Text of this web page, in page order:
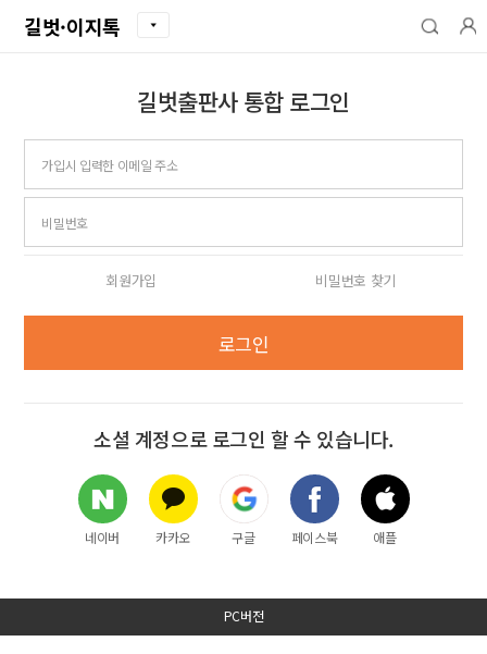
길벗·이지톡
길벗출판사 통합 로그인
아이디
비밀번호
회원가입 비밀번호 찾기
로그인
소셜 계정으로 로그인 할 수 있습니다.
네이버 카카오 구글 페이스북 애플
PC버전